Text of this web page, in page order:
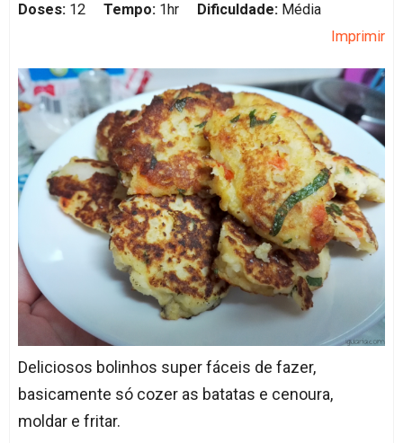
Doses: 12 Tempo: 1hr Dificuldade: Média
Imprimir
Deliciosos bolinhos super fáceis de fazer,
basicamente só cozer as batatas e cenoura,
moldar e fritar.